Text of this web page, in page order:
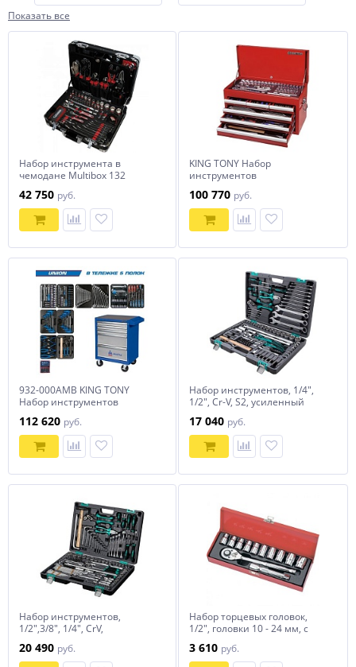
Показать все
Набор инструмента в
чемодане Multibox 132
42 750 руб.
KING TONY Набор
инструментов
ящик, 219 предметов
100 770 руб.
932-000AMB KING TONY
Набор инструментов
173 предмета
112 620 руб.
Набор инструментов, 1/4",
1/2", Cr-V, S2, усиленный
17 040 руб.
Набор инструментов,
1/2",3/8", 1/4", CrV,
предмета Stels
20 490 руб.
Набор торцевых головок,
1/2", головки 10 - 24 мм, с
предметов Matrix
3 610 руб.